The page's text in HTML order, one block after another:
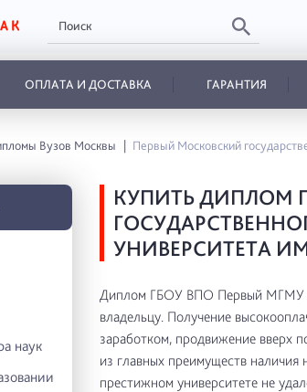
ОПЛАТА И ДОСТАВКА ГАРАНТИЯ
Вузов Москвы Первый Московский
наук
КУПИТЬ ДИПЛОМ
УНИВЕРСИТЕТА
Диплом ГБОУ ВПО Первый МГМУ
владельцу. Получение
заработком, продвижение вверх
из главных преимуществ
престижном университете не